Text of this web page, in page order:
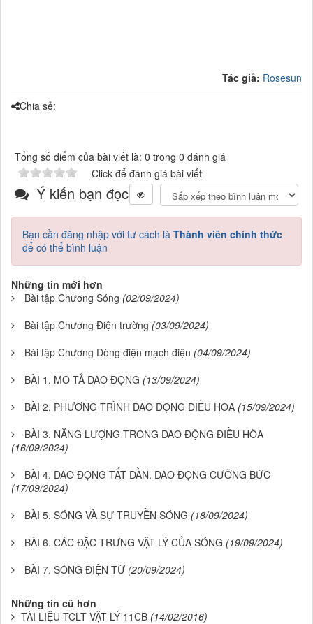
Tác giả: Rosesun
Chia sẻ:
Tổng số điểm của bài viết là: 0 trong 0 đánh giá
Click để đánh giá bài viết
Ý kiến bạn đọc
Bạn cần đăng nhập với tư cách là Thành viên chính thức
để có thể bình luận
Những tin mới hơn
Bài tập Chương Sóng (02/09/2024)
Bài tập Chương Điện trường (03/09/2024)
Bài tập Chương Dòng điện mạch điện (04/09/2024)
BÀI 1. MÔ TẢ DAO ĐỘNG (13/09/2024)
BÀI 2. PHƯƠNG TRÌNH DAO ĐỘNG ĐIỀU HÒA (15/09/2024)
BÀI 3. NĂNG LƯỢNG TRONG DAO ĐỘNG ĐIỀU HÒA
(16/09/2024)
BÀI 4. DAO ĐỘNG TẮT DẦN. DAO ĐỘNG CƯỠNG BỨC
(17/09/2024)
BÀI 5. SÓNG VÀ SỰ TRUYỀN SÓNG (18/09/2024)
BÀI 6. CÁC ĐẶC TRƯNG VẬT LÝ CỦA SÓNG (19/09/2024)
BÀI 7. SÓNG ĐIỆN TỪ (20/09/2024)
Những tin cũ hơn
TÀI LIỆU TCLT VẬT LÝ 11CB (14/02/2016)